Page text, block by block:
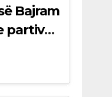
Bajram
partive